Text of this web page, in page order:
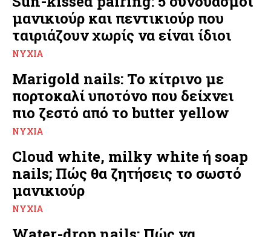
μανικιούρ και πεντικιούρ που
ταιριάζουν χωρίς να είναι ίδιοι
ΝΎΧΙΑ
Marigold nails: Το κίτρινο με
πορτοκαλί υποτόνο που δείχνει
πιο ζεστό από το butter yellow
ΝΎΧΙΑ
Cloud white, milky white ή soap
nails; Πώς θα ζητήσεις το σωστό
μανικιούρ
ΝΎΧΙΑ